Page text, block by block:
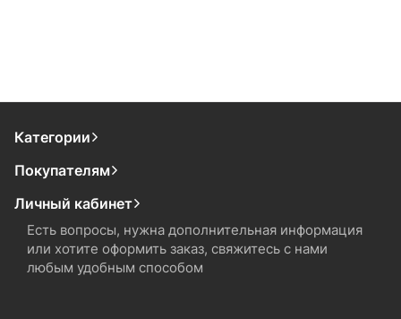
Категории
Покупателям
Личный кабинет
Есть вопросы, нужна дополнительная информация
или хотите оформить заказ, свяжитесь с нами
любым удобным способом